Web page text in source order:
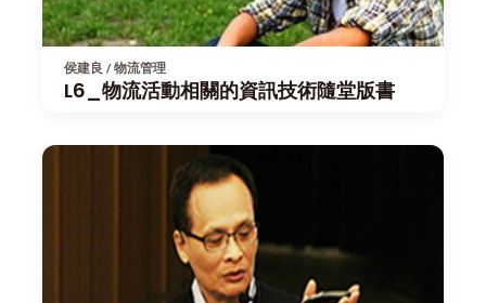
侯建良 / 物流管理
L6_物流活動相關的資訊技術隨堂版書